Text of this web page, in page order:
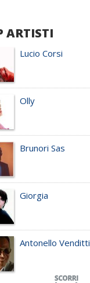
ARTISTI
Lucio Corsi
Olly
Brunori Sas
Giorgia
Antonello Venditti